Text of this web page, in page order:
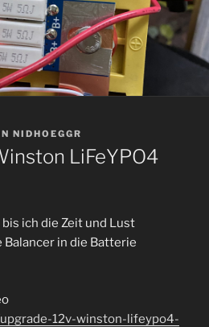
NIDHOEGGR
LiFeYPO4
ich die Zeit und Lust
Balancer in die Batterie
12v-winston-lifeypo4-